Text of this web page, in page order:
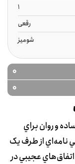
1
رقعی
شومیز
0
0
و روان براي
نامه‌اي از طرف يک
عجيبي در